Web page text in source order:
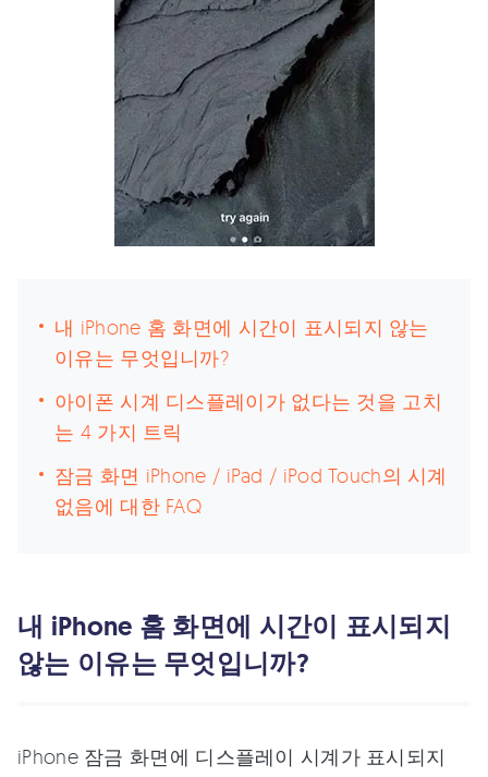
내 iPhone 홈 화면에 시간이 표시되지 않는
이유는 무엇입니까?
아이폰 시계 디스플레이가 없다는 것을 고치
는 4 가지 트릭
잠금 화면 iPhone / iPad / iPod Touch의 시계
없음에 대한 FAQ
내 iPhone 홈 화면에 시간이 표시되지
않는 이유는 무엇입니까?
iPhone 잠금 화면에 디스플레이 시계가 표시되지